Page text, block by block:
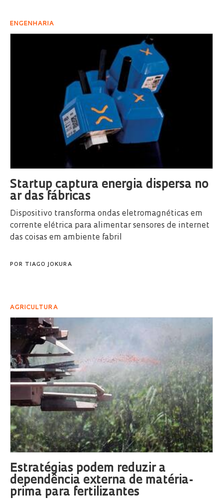
ENGENHARIA
Startup captura energia dispersa no
ar das fábricas
Dispositivo transforma ondas eletromagnéticas em
corrente elétrica para alimentar sensores de internet
das coisas em ambiente fabril
POR TIAGO JOKURA
AGRICULTURA
Estratégias podem reduzir a
dependência externa de matéria-
prima para fertilizantes